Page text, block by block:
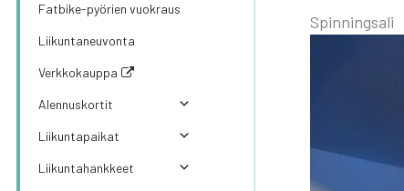
Fat­bi­ke-pyö­rien vuo­kraus
Lii­kun­ta­neu­von­ta
Verkkokauppa
Alen­nus­kor­tit
Lii­kun­ta­pai­kat
Lii­kun­ta­hank­keet
Spin­ning­sa­li